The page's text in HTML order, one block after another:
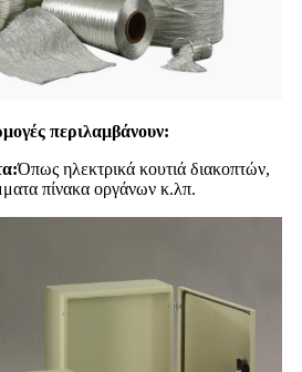
περιλαμβάνουν:
Όπως ηλεκτρικά κουτιά διακοπτών,
πίνακα οργάνων κ.λπ.